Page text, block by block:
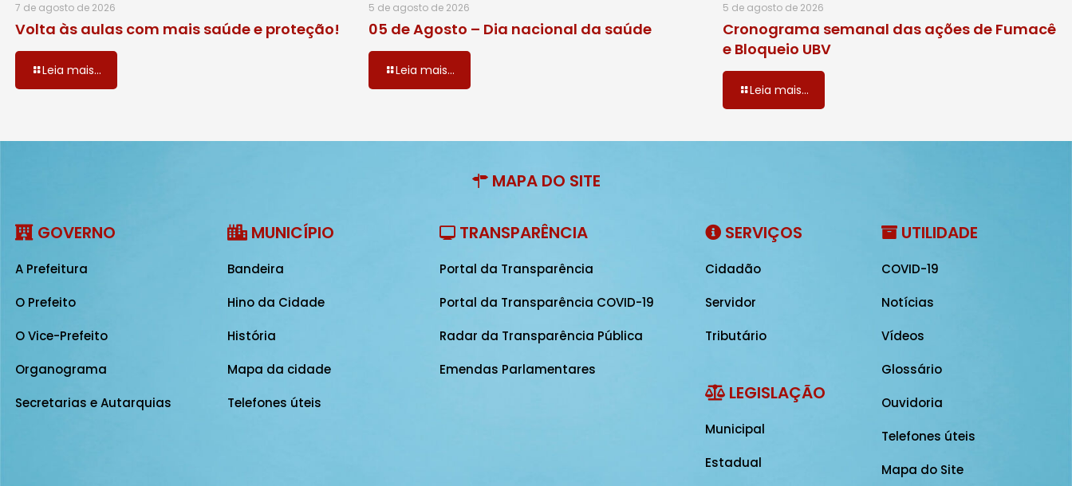
7 de agosto de 2026
Volta às aulas com mais saúde e proteção!
Leia mais...
5 de agosto de 2026
05 de Agosto – Dia nacional da saúde
Leia mais...
5 de agosto de 2026
Cronograma semanal das ações de Fumacê
e Bloqueio UBV
Leia mais...
MAPA DO SITE
GOVERNO
A Prefeitura
O Prefeito
O Vice-Prefeito
Organograma
Secretarias e Autarquias
MUNICÍPIO
Bandeira
Hino da Cidade
História
Mapa da cidade
Telefones úteis
TRANSPARÊNCIA
Portal da Transparência
Portal da Transparência COVID-19
Radar da Transparência Pública
Emendas Parlamentares
SERVIÇOS
Cidadão
Servidor
Tributário
LEGISLAÇÃO
Municipal
Estadual
UTILIDADE
COVID-19
Notícias
Vídeos
Glossário
Ouvidoria
Telefones úteis
Mapa do Site